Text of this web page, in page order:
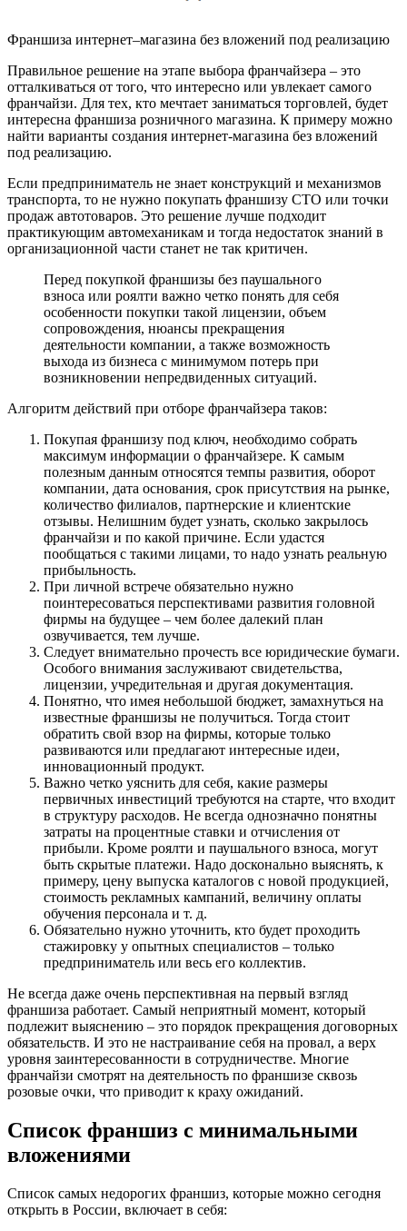
Франшиза интернет–магазина без вложений под реализацию
Правильное решение на этапе выбора франчайзера – это
отталкиваться от того, что интересно или увлекает самого
франчайзи. Для тех, кто мечтает заниматься торговлей, будет
интересна франшиза розничного магазина. К примеру можно
найти варианты создания интернет-магазина без вложений
под реализацию.
Если предприниматель не знает конструкций и механизмов
транспорта, то не нужно покупать франшизу СТО или точки
продаж автотоваров. Это решение лучше подходит
практикующим автомеханикам и тогда недостаток знаний в
организационной части станет не так критичен.
Перед покупкой франшизы без паушального
взноса или роялти важно четко понять для себя
особенности покупки такой лицензии, объем
сопровождения, нюансы прекращения
деятельности компании, а также возможность
выхода из бизнеса с минимумом потерь при
возникновении непредвиденных ситуаций.
Алгоритм действий при отборе франчайзера таков:
Покупая франшизу под ключ, необходимо собрать
максимум информации о франчайзере. К самым
полезным данным относятся темпы развития, оборот
компании, дата основания, срок присутствия на рынке,
количество филиалов, партнерские и клиентские
отзывы. Нелишним будет узнать, сколько закрылось
франчайзи и по какой причине. Если удастся
пообщаться с такими лицами, то надо узнать реальную
прибыльность.
При личной встрече обязательно нужно
поинтересоваться перспективами развития головной
фирмы на будущее – чем более далекий план
озвучивается, тем лучше.
Следует внимательно прочесть все юридические бумаги.
Особого внимания заслуживают свидетельства,
лицензии, учредительная и другая документация.
Понятно, что имея небольшой бюджет, замахнуться на
известные франшизы не получиться. Тогда стоит
обратить свой взор на фирмы, которые только
развиваются или предлагают интересные идеи,
инновационный продукт.
Важно четко уяснить для себя, какие размеры
первичных инвестиций требуются на старте, что входит
в структуру расходов. Не всегда однозначно понятны
затраты на процентные ставки и отчисления от
прибыли. Кроме роялти и паушального взноса, могут
быть скрытые платежи. Надо досконально выяснять, к
примеру, цену выпуска каталогов с новой продукцией,
стоимость рекламных кампаний, величину оплаты
обучения персонала и т. д.
Обязательно нужно уточнить, кто будет проходить
стажировку у опытных специалистов – только
предприниматель или весь его коллектив.
Не всегда даже очень перспективная на первый взгляд
франшиза работает. Самый неприятный момент, который
подлежит выяснению – это порядок прекращения договорных
обязательств. И это не настраивание себя на провал, а верх
уровня заинтересованности в сотрудничестве. Многие
франчайзи смотрят на деятельность по франшизе сквозь
розовые очки, что приводит к краху ожиданий.
Список франшиз с минимальными
вложениями
Список самых недорогих франшиз, которые можно сегодня
открыть в России, включает в себя: